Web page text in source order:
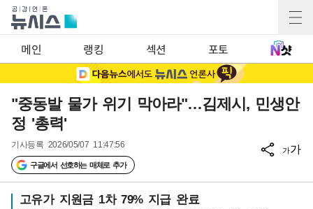
메인 랭킹 섹션 포토
"중동발 물가 위기 막아라"…김제시, 민생안
정 '총력'
기사등록 2026/05/07 11:47:56
구글에서 선호하는 매체로 추가
가가
고유가 지원금 1차 79% 지급 완료